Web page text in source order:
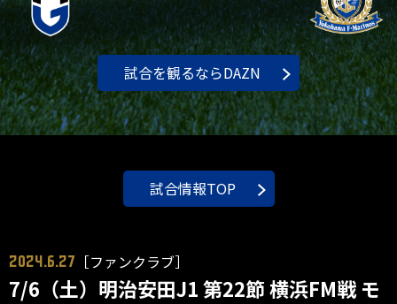
試合を観るならDAZN
試合情報TOP
2024.6.27 ［ファンクラブ］
7/6（土）明治安田J1 第22節 横浜FM戦 モ